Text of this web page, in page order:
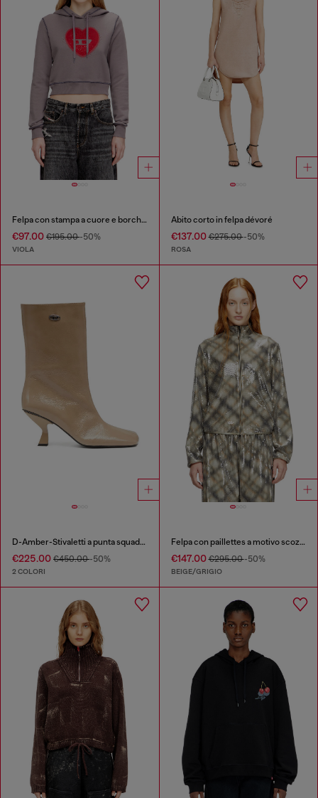
Felpa con stampa a cuore e borchie
€97.00 €195.00-50%
VIOLA
Abito corto in felpa dévoré
€137.00€275.00-50%
ROSA
D-Amber-Stivaletti a punta squadrata effetto naplak
€225.00 €450.00-50%
2 COLORI
Felpa con paillettes a motivo scozzese
€147.00€295.00-50%
BEIGE/GRIGIO